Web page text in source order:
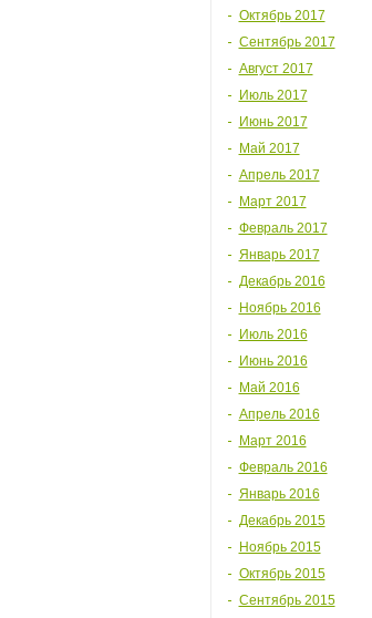
Октябрь 2017
Сентябрь 2017
Август 2017
Июль 2017
Июнь 2017
Май 2017
Апрель 2017
Март 2017
Февраль 2017
Январь 2017
Декабрь 2016
Ноябрь 2016
Июль 2016
Июнь 2016
Май 2016
Апрель 2016
Март 2016
Февраль 2016
Январь 2016
Декабрь 2015
Ноябрь 2015
Октябрь 2015
Сентябрь 2015